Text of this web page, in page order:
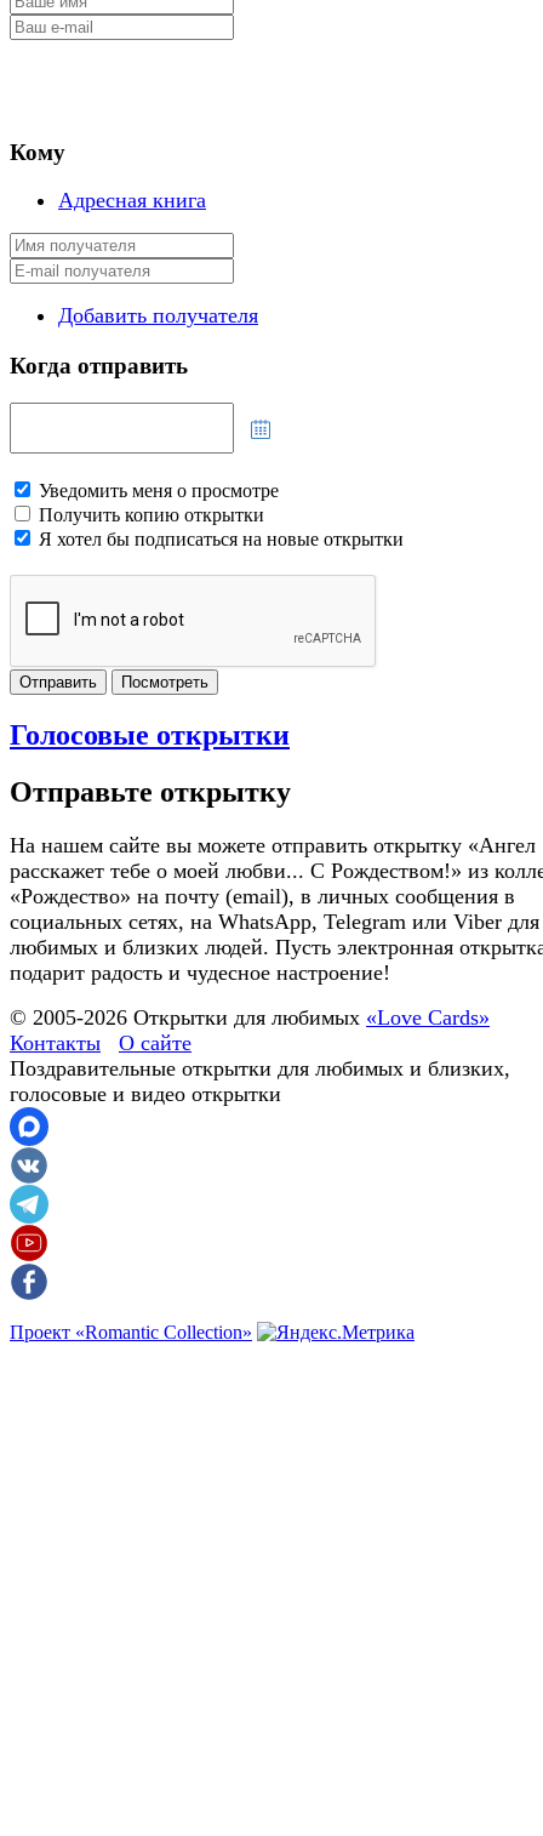
Кому
Адресная книга
Добавить получателя
Когда отправить
Уведомить меня о просмотре
Получить копию открытки
Я хотел бы подписаться на новые открытки
Отправить Посмотреть
Голосовые открытки
Отправьте открытку
На нашем сайте вы можете отправить открытку «Ангел
расскажет тебе о моей любви... С Рождеством!» из
«Рождество» на почту (email), в личных сообщения в
социальных сетях, на WhatsApp, Telegram или Viber для
любимых и близких людей. Пусть электронная
подарит радость и чудесное настроение!
© 2005-2026 Открытки для любимых «Love Cards»
Контакты
О сайте
Поздравительные открытки для любимых и близких,
голосовые и видео открытки
Проект «Romantic Collection»